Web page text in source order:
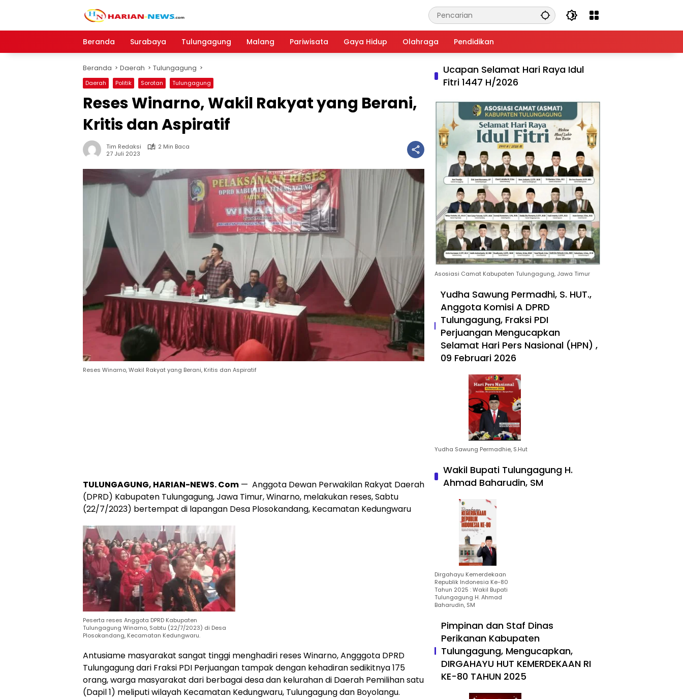
Beranda
Surabaya Tulungagung Malang Pariwisata Gaya Hidup Olahraga Pendidikan
Beranda Daerah Tulungagung
Daerah Politik Sorotan Tulungagung
Reses Winarno, Wakil Rakyat yang Berani,
Kritis dan Aspiratif
Tim Redaksi
2 Min Baca
27 Juli 2023
Reses Winarno, Wakil Rakyat yang Berani, Kritis dan Aspiratif
TULUNGAGUNG, HARIAN-NEWS. Com — Anggota Dewan Perwakilan Rakyat Daerah
(DPRD) Kabupaten Tulungagung, Jawa Timur, Winarno, melakukan reses, Sabtu
(22/7/2023) bertempat di lapangan Desa Plosokandang, Kecamatan Kedungwaru
Peserta reses Anggota DPRD Kabupaten
Tulungagung Winarno, Sabtu (22/7/2023) di Desa
Plosokandang, Kecamatan Kedungwaru.
Antusiame masyarakat sangat tinggi menghadiri reses Winarno, Angggota DPRD
Tulungagung dari Fraksi PDI Perjuangan tampak dengan kehadiran sedikitnya 175
orang, warga masyarakat dari berbagai desa dan kelurahan di Daerah Pemilihan satu
(Dapil 1) meliputi wilayah Kecamatan Kedungwaru, Tulungagung dan Boyolangu.
Ucapan Selamat Hari Raya Idul
Fitri 1447 H/2026
Asosiasi Camat Kabupaten Tulungagung, Jawa Timur
Yudha Sawung Permadhi, S. HUT.,
Anggota Komisi A DPRD
Tulungagung, Fraksi PDI
Perjuangan Mengucapkan
Selamat Hari Pers Nasional (HPN) ,
09 Februari 2026
Yudha Sawung Permadhie, S.Hut
Wakil Bupati Tulungagung H.
Ahmad Baharudin, SM
Dirgahayu Kemerdekaan
Republik Indonesia Ke-80
Tahun 2025 : Wakil Bupati
Tulungagung H. Ahmad
Baharudin, SM
Pimpinan dan Staf Dinas
Perikanan Kabupaten
Tulungagung, Mengucapkan,
DIRGAHAYU HUT KEMERDEKAAN RI
KE-80 TAHUN 2025